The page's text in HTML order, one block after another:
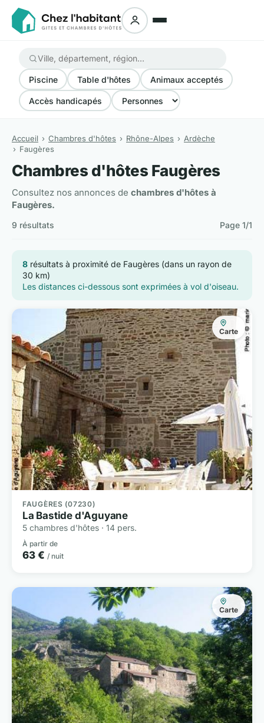
Piscine Table d'hôtes Animaux acceptés
Accès handicapés
Accueil Chambres d'hôtes Rhône-Alpes
Ardèche
Faugères
Chambres d'hôtes Faugères
Consultez nos annonces de chambres d'hôtes à
Faugères.
9 résultats Page 1/1
8 résultats à proximité de Faugères (dans un rayon de
30 km)
Les distances ci-dessous sont exprimées à vol d'oiseau.
Carte
FAUGÈRES (07230)
La Bastide d'Aguyane
5 chambres d'hôtes · 14 pers.
À partir de
63 € / nuit
Carte